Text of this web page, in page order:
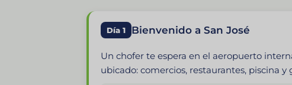
Día 1 Bienvenido a San José
Un chofer te espera en el aeropuerto
ubicado: comercios, restaurantes, piscina